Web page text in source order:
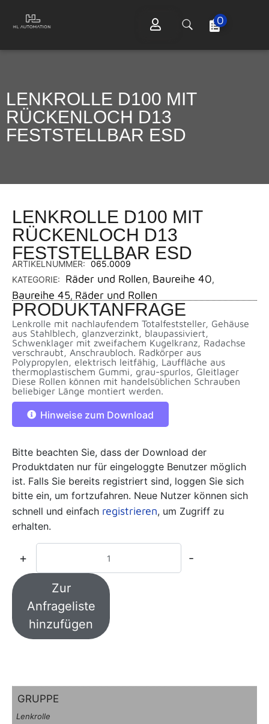
0
LENKROLLE D100 MIT
RÜCKENLOCH D13
FESTSTELLBAR ESD
LENKROLLE D100 MIT
RÜCKENLOCH D13
FESTSTELLBAR ESD
ARTIKELNUMMER: 065.0009
KATEGORIE:
Räder und Rollen, Baureihe 40,
Baureihe 45, Räder und Rollen
PRODUKTANFRAGE
Lenkrolle mit nachlaufendem Totalfeststeller, Gehäuse
aus Stahlblech, glanzverzinkt, blaupassiviert,
Schwenklager mit zweifachem Kugelkranz, Radachse
verschraubt, Anschraubloch. Radkörper aus
Polypropylen, elektrisch leitfähig, Lauffläche aus
thermoplastischem Gummi, grau-spurlos, Gleitlager
Diese Rollen können mit handelsüblichen Schrauben
beliebiger Länge montiert werden.
Hinweise zum Download
Bitte beachten Sie, dass der Download der
Produktdaten nur für eingeloggte Benutzer möglich
ist. Falls Sie bereits registriert sind, loggen Sie sich
bitte ein, um fortzufahren. Neue Nutzer können sich
schnell und einfach registrieren, um Zugriff zu
erhalten.
+ -
Zur
Anfrageliste
hinzufügen
GRUPPE
Lenkrolle